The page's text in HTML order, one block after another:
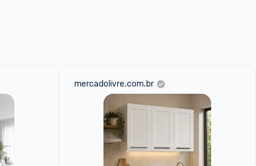
mercadolivre.com.br